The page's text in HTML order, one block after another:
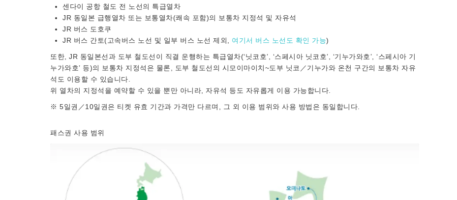
센다이 공항 철도 전 노선의 특급열차
JR 동일본 급행열차 또는 보통열차(쾌속 포함)의 보통차 지정석 및 자유석
JR 버스 도호쿠
JR 버스 간토(고속버스 노선 및 일부 버스 노선 제외, 여기서 버스 노선도 확인 가능)
또한, JR 동일본선과 도부 철도선이 직결 운행하는 특급열차(‘닛코호’, ‘스페시아 닛코호’, ‘기누가와호’, ‘스페시아 기
누가와호’ 등)의 보통차 지정석은 물론, 도부 철도선의 시모이마이치~도부 닛코／기누가와 온천 구간의 보통차 자유
석도 이용할 수 있습니다.
위 열차의 지정석을 예약할 수 있을 뿐만 아니라, 자유석 등도 자유롭게 이용 가능합니다.
※ 5일권／10일권은 티켓 유효 기간과 가격만 다르며, 그 외 이용 범위와 사용 방법은 동일합니다.
패스권 사용 범위